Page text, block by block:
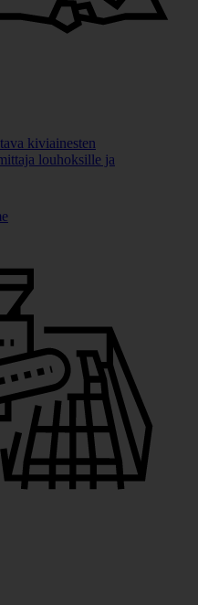
kiviainesten
louhoksille ja